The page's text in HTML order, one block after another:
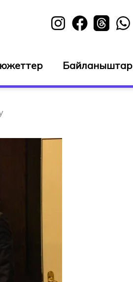
Байланыштар